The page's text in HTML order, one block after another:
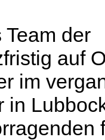
der
auf
im
in